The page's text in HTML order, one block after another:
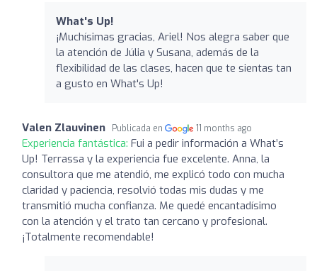
What's Up!
¡Muchísimas gracias, Ariel! Nos alegra saber que
la atención de Júlia y Susana, además de la
flexibilidad de las clases, hacen que te sientas tan
a gusto en What's Up!
Valen Zlauvinen Publicada en 11 months ago
Experiencia fantástica: Fui a pedir información a What’s
Up! Terrassa y la experiencia fue excelente. Anna, la
consultora que me atendió, me explicó todo con mucha
claridad y paciencia, resolvió todas mis dudas y me
transmitió mucha confianza. Me quedé encantadísimo
con la atención y el trato tan cercano y profesional.
¡Totalmente recomendable!